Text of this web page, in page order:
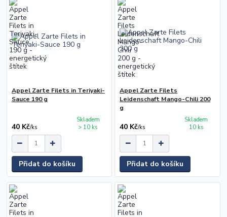
Appel Zarte Filets in Teriyaki-
Sauce 190 g
40 Kč/ks
Skladem
> 10 ks
Přidat do košíku
Appel Zarte Filets
Leidenschaft Mango-Chili 200
g
40 Kč/ks
Skladem
10 ks
Přidat do košíku